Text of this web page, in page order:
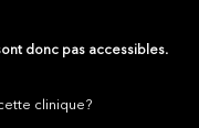
donc pas accessibles.
clinique?